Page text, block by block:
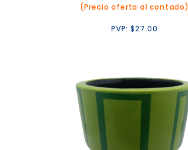
(Precio oferta al contado)
PVP:$27.00